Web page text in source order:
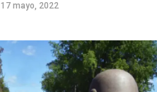
17 mayo, 2022